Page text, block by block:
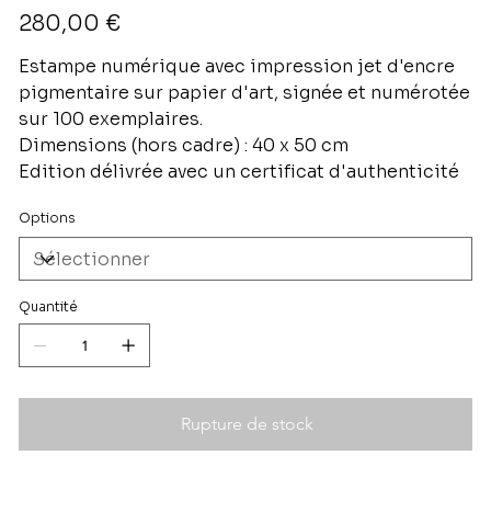
Prix
280,00 €
Estampe numérique avec impression jet d'encre
pigmentaire sur papier d'art, signée et numérotée
sur 100 exemplaires.
Dimensions (hors cadre) : 40 x 50 cm
Edition délivrée avec un certificat d'authenticité
Options
Quantité
Rupture de stock